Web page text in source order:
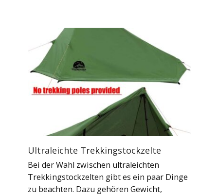
Ultraleichte Trekkingstockzelte
Bei der Wahl zwischen ultraleichten
Trekkingstockzelten gibt es ein paar Dinge
zu beachten. Dazu gehören Gewicht,